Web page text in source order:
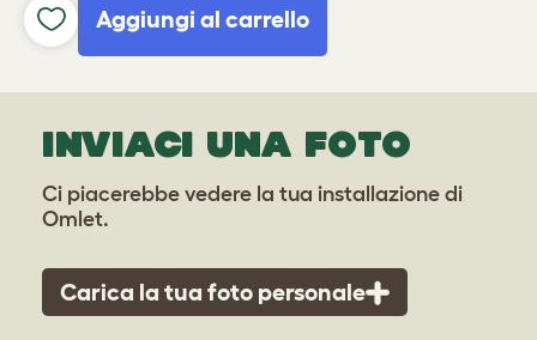
Aggiungi al carrello
INVIACI UNA FOTO
Ci piacerebbe vedere la tua installazione di
Omlet.
Carica la tua foto personale